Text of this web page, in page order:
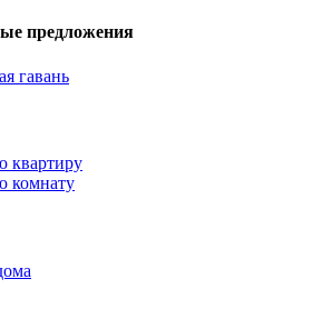
предложения
гавань
квартиру
комнату